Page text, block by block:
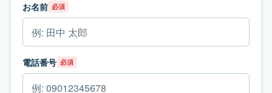
お名前 必須
電話番号 必須